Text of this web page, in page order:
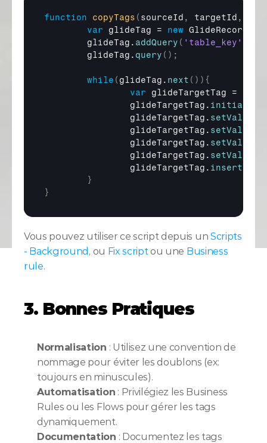
function copyTags ( sourceId , targetId ,
var
glideTag = new GlideRecord
glideTag . addQuery ( 'table_key'
glideTag . query ( ) ;
while ( glideTag . next ( ) ) {
var
glideTargetTag =
glideTargetTag . initialize
glideTargetTag . setValue
glideTargetTag . setValue
glideTargetTag . setValue
glideTargetTag . setValue
glideTargetTag . insert
}
}
Vous pouvez utiliser ce script depuis un Scripts
- Background , ou Fix script ou une Business
rule.
3. Bonnes Pratiques
Normalisation : Utilisez une convention de
nommage pour éviter les doublons (ex:
toujours en minuscules).
Automatisation : Privilégiez les Business
Rules ou les Flows pour gérer les tags
dynamiquement.
Documentation : Documentez les tags